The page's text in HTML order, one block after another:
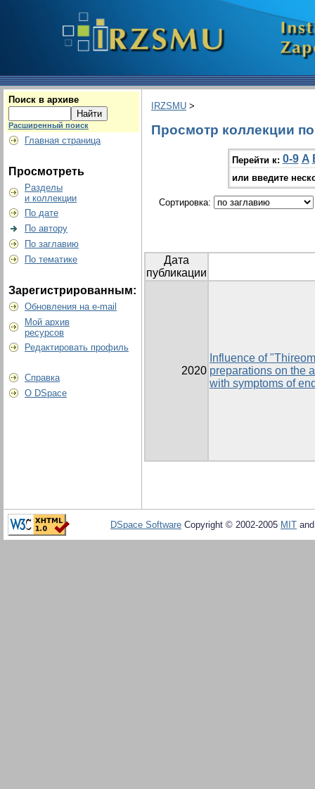
Поиск в архиве
Расширенный поиск
Главная страница
Просмотреть
Разделы
и коллекции
По дате
По автору
По заглавию
По тематике
Зарегистрированным:
Обновления на e-mail
Мой архив
ресурсов
Редактировать профиль
Справка
О DSpace
IRZSMU >
Просмотр коллекции
Перейти к: 0-9 A
или введите
Сортировка:
Дата
публикации
2020
Influence of
preparations on the
with symptoms of
DSpace Software Copyright © 2002-2005 MIT